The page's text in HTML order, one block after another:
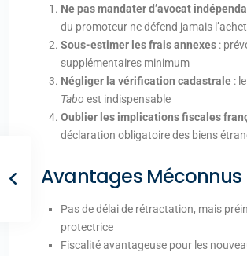
Ne pas mandater d’avocat
du promoteur ne défend jamais
Sous-estimer les frais annexes :
supplémentaires minimum
Négliger la vérification cadastrale : le
Tabo est indispensable
Oublier les implications fiscales
déclaration obligatoire des biens
Avantages Méconnus
Pas de délai de rétractation, mais
protectrice
Fiscalité avantageuse pour les